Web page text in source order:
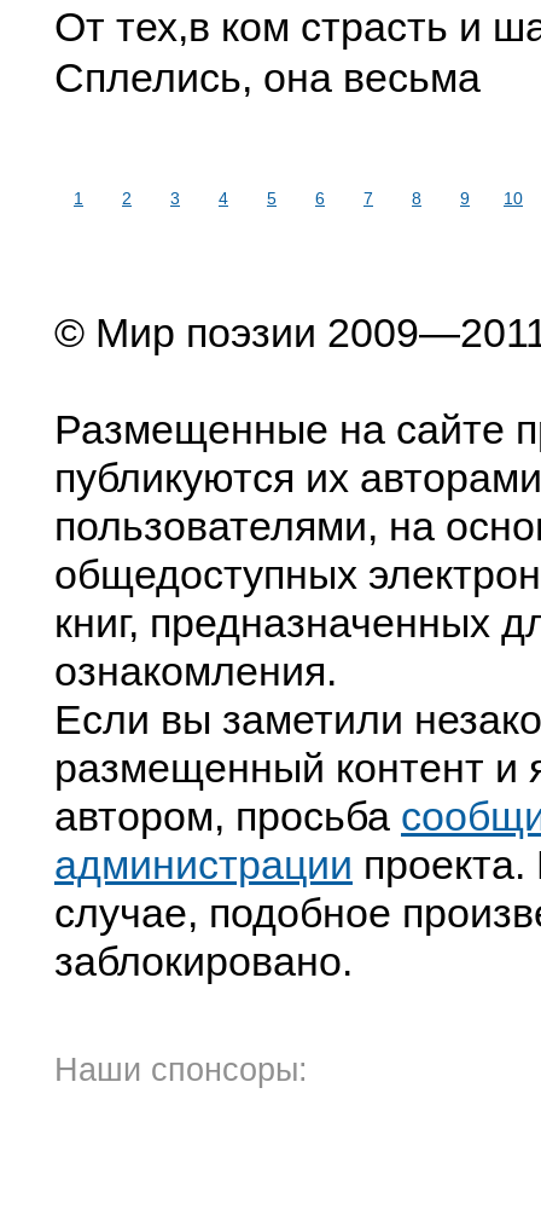
От тех,в ком страсть и
Сплелись, она весьма
1 2 3 4 5 6 7 8 9 10
© Мир поэзии
Размещенные на сайте
публикуются их
пользователями, на
общедоступных
книг, предназначенных
ознакомления.
Если вы заметили
размещенный контент и
автором, просьба
администрации
случае, подобное
заблокировано.
Наши спонсоры: